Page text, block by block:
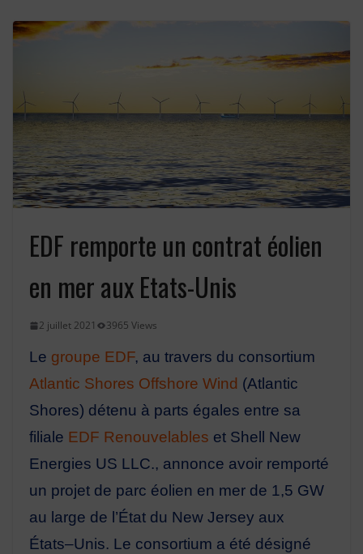
Déblocage anticipé de l’épargne
Montée de l’Etat au capital d’EDF SA
EDF remporte un contrat éolien
en mer aux Etats-Unis
2 juillet 2021 3965 Views
Le groupe EDF, au travers du consortium
Atlantic Shores Offshore Wind (Atlantic
Shores) détenu à parts égales entre sa
filiale EDF Renouvelables et Shell New
Energies US LLC., annonce avoir remporté
un projet de parc éolien en mer de 1,5 GW
au large de l’État du New Jersey aux
États–Unis. Le consortium a été désigné